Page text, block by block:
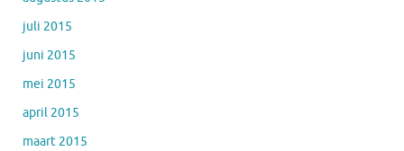
juli 2015
juni 2015
mei 2015
april 2015
maart 2015